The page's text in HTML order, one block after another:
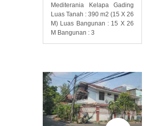
Mediterania Kelapa Gading
Luas Tanah : 390 m2 (15 X 26
M) Luas Bangunan : 15 X 26
M Bangunan : 3